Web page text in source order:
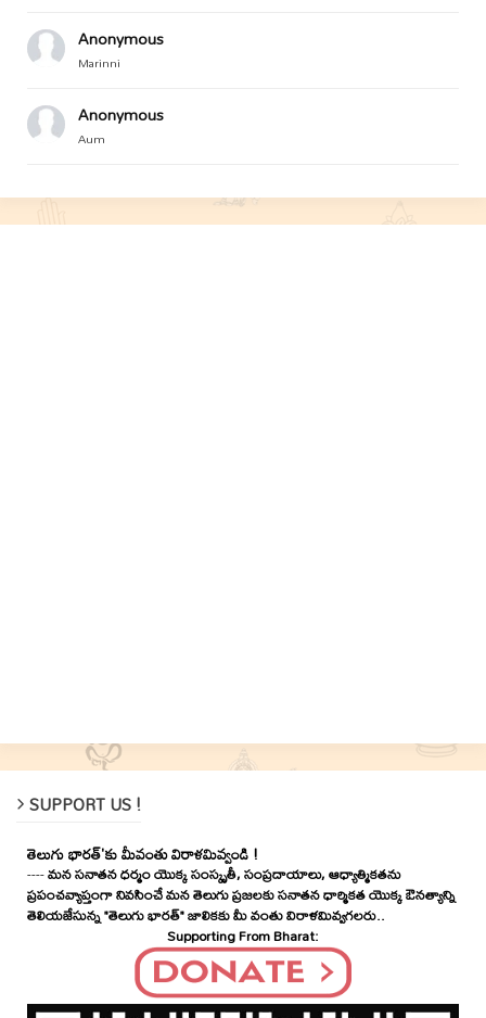
Anonymous
Marinni
Anonymous
Aum
SUPPORT US !
తెలుగు భారత్'కు మీవంతు విరాళమివ్వండి !
----మన సనాతన ధర్మం యొక్క సంస్కృతీ, సంప్రదాయాలు, ఆధ్యాత్మికతను
ప్రపంచవ్యాప్తంగా నివసించే మన తెలుగు ప్రజలకు సనాతన ధార్మికత యొక్క ఔనత్యాన్ని
తెలియజేసున్న "తెలుగు భారత్" జాలికకు మీ వంతు విరాళమివ్వగలరు..
Supporting From Bharat: